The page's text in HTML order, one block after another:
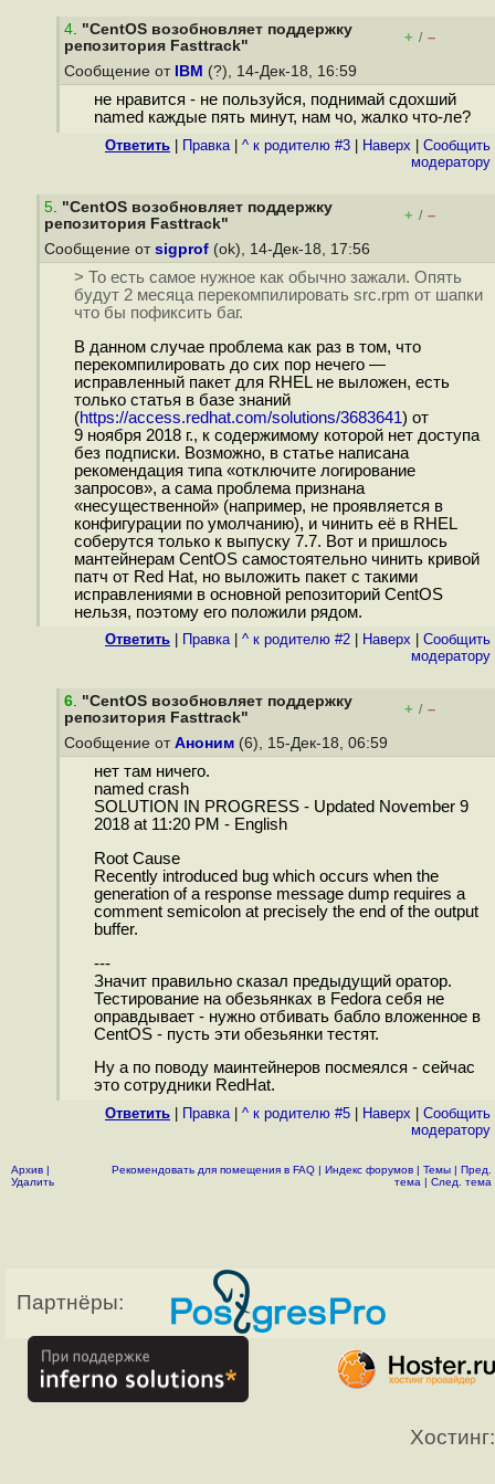
4. "CentOS возобновляет поддержку
репозитория Fasttrack"
+ / –
Сообщение от IBM (?), 14-Дек-18, 16:59
не нравится - не пользуйся, поднимай сдохший
named каждые пять минут, нам чо, жалко что-ле?
Ответить Правка| ^ к родителю #3 Наверх
Cообщить
модератору
5. "CentOS возобновляет поддержку
репозитория Fasttrack"
+ / –
Сообщение от sigprof (ok), 14-Дек-18, 17:56
> То есть самое нужное как обычно зажали. Опять
будут 2 месяца перекомпилировать src.rpm от шапки
что бы пофиксить баг.
В данном случае проблема как раз в том, что
перекомпилировать до сих пор нечего —
исправленный пакет для RHEL не выложен, есть
только статья в базе знаний
(https://access.redhat.com/solutions/3683641) от
9 ноября 2018 г., к содержимому которой нет доступа
без подписки. Возможно, в статье написана
рекомендация типа «отключите логирование
запросов», а сама проблема признана
«несущественной» (например, не проявляется в
конфигурации по умолчанию), и чинить её в RHEL
соберутся только к выпуску 7.7. Вот и пришлось
мантейнерам CentOS самостоятельно чинить кривой
патч от Red Hat, но выложить пакет с такими
исправлениями в основной репозиторий CentOS
нельзя, поэтому его положили рядом.
Ответить Правка| ^ к родителю #2 Наверх
Cообщить
модератору
6. "CentOS возобновляет поддержку
репозитория Fasttrack"
+ / –
Сообщение от Аноним (6), 15-Дек-18, 06:59
нет там ничего.
named crash
SOLUTION IN PROGRESS - Updated November 9
2018 at 11:20 PM - English
Root Cause
Recently introduced bug which occurs when the
generation of a response message dump requires a
comment semicolon at precisely the end of the output
buffer.
---
Значит правильно сказал предыдущий оратор.
Тестирование на обезьянках в Fedora себя не
оправдывает - нужно отбивать бабло вложенное в
CentOS - пусть эти обезьянки тестят.
Ну а по поводу маинтейнеров посмеялся - сейчас
это сотрудники RedHat.
Ответить Правка| ^ к родителю #5 Наверх
Cообщить
модератору
Архив |
Удалить
Рекомендовать для помещения в FAQ | Индекс форумов | Темы | Пред.
тема | След. тема
Партнёры:
Хостинг: